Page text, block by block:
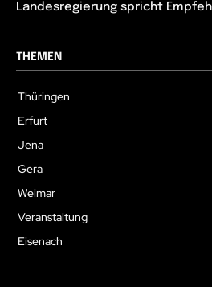
Landesregierung spricht
THEMEN
Thüringen
Erfurt
Jena
Gera
Weimar
Veranstaltung
Eisenach